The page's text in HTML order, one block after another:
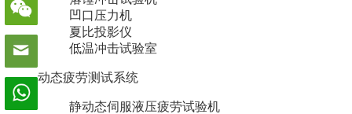
凹口压力机
夏比投影仪
低温冲击试验室
动态疲劳测试系统
静动态伺服液压疲劳试验机